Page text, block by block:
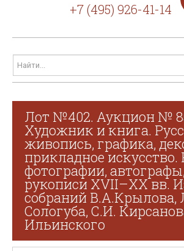
+7 (495) 926-41-14
Лот №402. Аукцион №
Художник и книга.
живопись, графика,
прикладное искусство.
фотографии, автографы,
рукописи XVII–XX вв.
собраний В.А.Крылова,
Сологуба, С.И.
Ильинского